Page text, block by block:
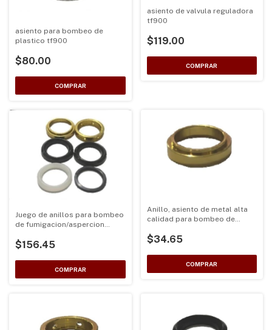
asiento para bombeo de
plastico tf900
$80.00
asiento de valvula reguladora
tf900
$119.00
Juego de anillos para bombeo
de fumigacion/aspercion
Tiempos y TU26
$156.45
Anillo, asiento de metal alta
calidad para bombeo de
$34.65